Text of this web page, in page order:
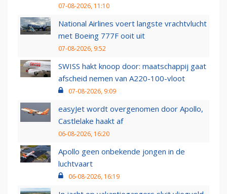
07-08-2026, 11:10
National Airlines voert langste vrachtvlucht
met Boeing 777F ooit uit
07-08-2026, 9:52
SWISS hakt knoop door: maatschappij gaat
afscheid nemen van A220-100-vloot
07-08-2026, 9:09
easyJet wordt overgenomen door Apollo,
Castlelake haakt af
06-08-2026, 16:20
Apollo geen onbekende jongen in de
luchtvaart
06-08-2026, 16:19